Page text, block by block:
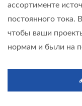
ассортименте
постоянного тока.
чтобы ваши
нормам и были на